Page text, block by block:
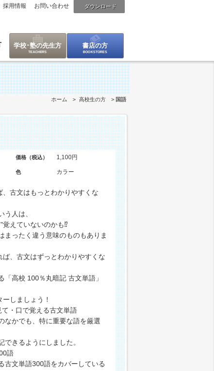
ダウンロード
採用情報 お問い合わせ
学校･塾の先生方 書店の方
ホーム 高校生の方 国語
価格（税込） 1,100円
色 カラー
古文はもっとわかりやすくな
う人は、
覚えていないのかも⁉
まったく違う意味のものもありま
、古文はずっとわかりやすくな
「高校 100％丸暗記 古文単語」
しましょう！
・口で覚える古文単語
かでも、特に重要な語を厳選
きるようにしました。
語
文単語300語をカバーしている